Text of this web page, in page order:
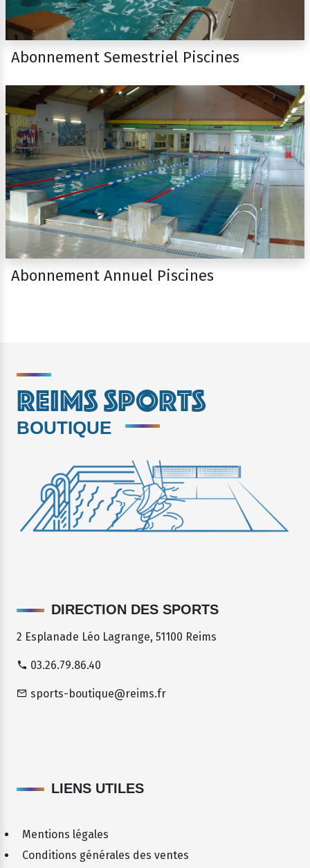
Abonnement Semestriel Piscines
Abonnement Annuel Piscines
REIMS SPORTS
BOUTIQUE
LIENS UTILES
Mentions légales
Conditions générales des ventes
DIRECTION DES SPORTS
2 Esplanade Léo Lagrange, 51100 Reims
03.26.79.86.40
sports-boutique@reims.fr